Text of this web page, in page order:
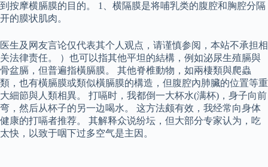
到按摩横膈膜的目的。 1、横隔膜是将哺乳类的腹腔和胸腔分隔
开的膜状肌肉。
医生及网友言论仅代表其个人观点，请谨慎参阅，本站不承担相
关法律责任。 ）也可以指其他平坦的結構，例如泌尿生殖膈與
骨盆膈，但普遍指橫膈膜。 其他脊椎動物，如兩棲類與爬蟲
類，也有橫膈膜或類似橫膈膜的構造，但腹腔內肺臟的位置等重
大細節與人類相異。 打嗝时，我都倒一大杯水(满杯)，身子向前
弯，然后从杯子的另一边喝水。 这方法颇有效，我经常向身体
健康的打嗝者推荐。 其解释众说纷坛，但大部分专家认为，吃
太快，以致于咽下过多空气是主因。